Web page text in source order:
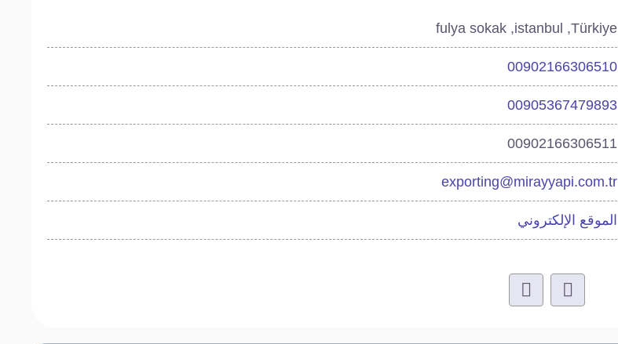
fulya sokak ,istanbul ,Türkiye
00902166306510
00905367479893
00902166306511
exporting@mirayyapi.com.tr
الموقع الإلكتروني